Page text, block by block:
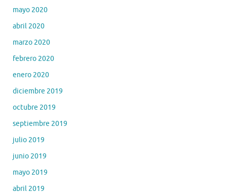
mayo 2020
abril 2020
marzo 2020
febrero 2020
enero 2020
diciembre 2019
octubre 2019
septiembre 2019
julio 2019
junio 2019
mayo 2019
abril 2019